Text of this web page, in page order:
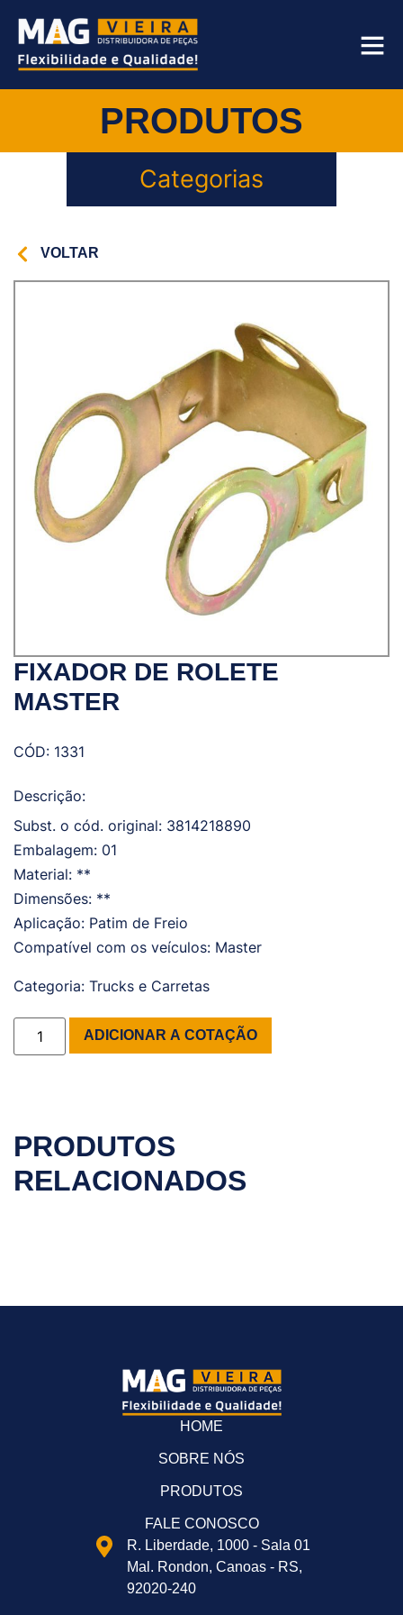
PRODUTOS
Categorias
VOLTAR
FIXADOR DE ROLETE
MASTER
CÓD: 1331
Descrição:
Subst. o cód. original: 3814218890
Embalagem: 01
Material: **
Dimensões: **
Aplicação: Patim de Freio
Compatível com os veículos: Master
Categoria: Trucks e Carretas
ADICIONAR A COTAÇÃO
PRODUTOS
RELACIONADOS
HOME
SOBRE NÓS
PRODUTOS
FALE CONOSCO
R. Liberdade, 1000 - Sala 01
Mal. Rondon, Canoas - RS,
92020-240